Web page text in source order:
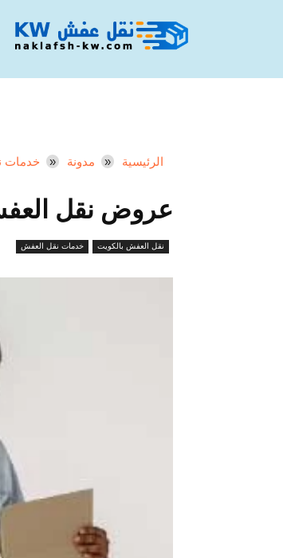
الرئيسية مدونة خدمات
عروض نقل
خدمات نقل العفش نقل العفش بالكويت